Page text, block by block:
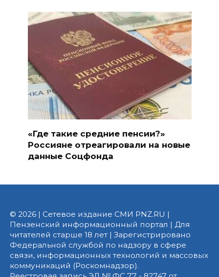
«Где такие средние пенсии?»
Россияне отреагировали на новые
данные Соцфонда
© 2026 | Сетевое издание СМИ PNZ.RU |
Пензенский информационный портал | Для
читателей старше 18 лет | Зарегистрировано
Федеральной службой по надзору в сфере
связи, информационных технологий и массовых
коммуникаций (Роскомнадзор).